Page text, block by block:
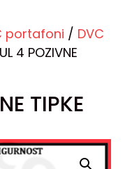
portafoni / DVC
4 POZIVNE
TIPKE